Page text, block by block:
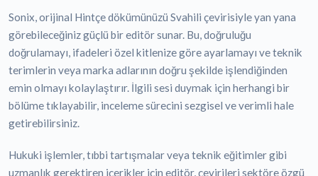
Sonix, orijinal Hintçe dökümünüzü Svahili çevirisiyle yan yana
görebileceğiniz güçlü bir editör sunar. Bu, doğruluğu
doğrulamayı, ifadeleri özel kitlenize göre ayarlamayı ve teknik
terimlerin veya marka adlarının doğru şekilde işlendiğinden
emin olmayı kolaylaştırır. İlgili sesi duymak için herhangi bir
bölüme tıklayabilir, inceleme sürecini sezgisel ve verimli hale
getirebilirsiniz.
Hukuki işlemler, tıbbi tartışmalar veya teknik eğitimler gibi
uzmanlık gerektiren içerikler için editör, çevirileri sektöre özgü